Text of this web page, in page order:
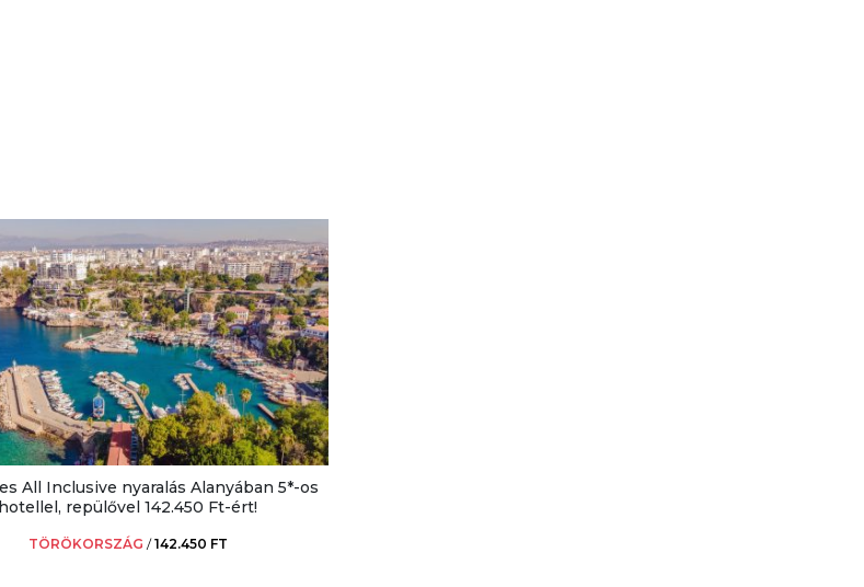
All Inclusive nyaralás Alanyában 5*-os
hotellel, repülővel 142.450 Ft-ért!
TÖRÖKORSZÁG /142.450 FT